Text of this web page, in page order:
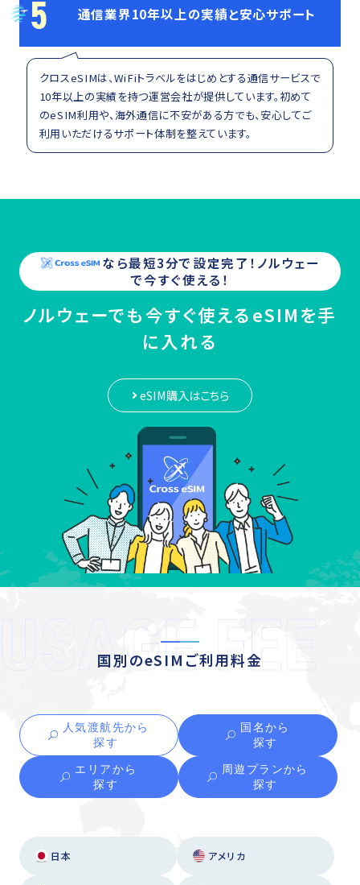
5 通信業界10年以上の実績と安心サポート
クロスeSIMは、WiFiトラベルをはじめとする通信サービスで
10年以上の実績を持つ運営会社が提供しています。初めて
のeSIM利用や、海外通信に不安がある方でも、安心してご
利用いただけるサポート体制を整えています。
なら最短3分で設定完了！ ノルウェー
で今すぐ使える！
ノルウェーでも今すぐ使えるeSIMを手
に入れる
eSIM購入はこちら
国別のeSIMご利用料金
人気渡航先から
探す
国名から
探す
エリアから
探す
周遊プランから
探す
日本 アメリカ